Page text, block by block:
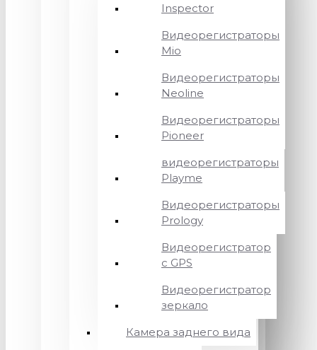
Inspector
Видеорегистраторы
Mio
Видеорегистраторы
Neoline
Видеорегистраторы
Pioneer
видеорегистраторы
Playme
Видеорегистраторы
Prology
Видеорегистратор
с GPS
Видеорегистратор
зеркало
Камера заднего вида